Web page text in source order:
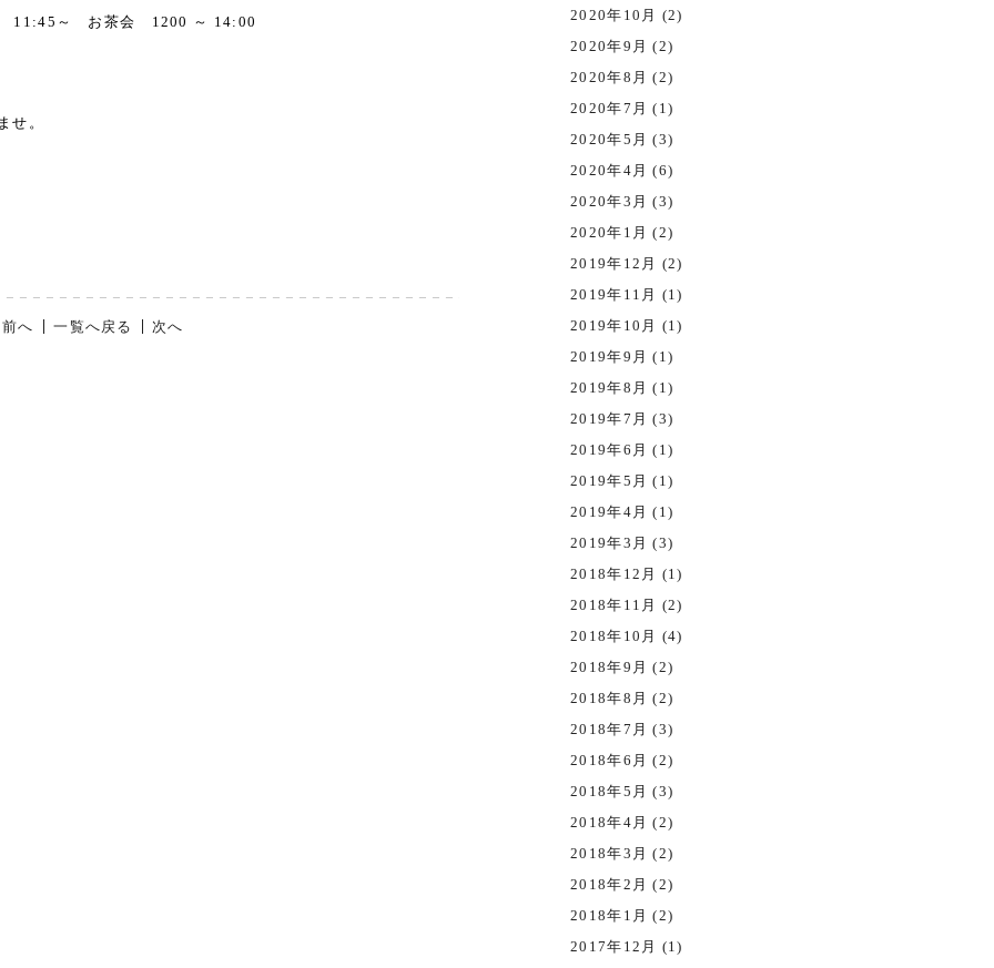
11:45～ お茶会 1200 ～ 14:00
せ。
前へ 一覧へ戻る 次へ
2020年10月 (2)
2020年9月 (2)
2020年8月 (2)
2020年7月 (1)
2020年5月 (3)
2020年4月 (6)
2020年3月 (3)
2020年1月 (2)
2019年12月 (2)
2019年11月 (1)
2019年10月 (1)
2019年9月 (1)
2019年8月 (1)
2019年7月 (3)
2019年6月 (1)
2019年5月 (1)
2019年4月 (1)
2019年3月 (3)
2018年12月 (1)
2018年11月 (2)
2018年10月 (4)
2018年9月 (2)
2018年8月 (2)
2018年7月 (3)
2018年6月 (2)
2018年5月 (3)
2018年4月 (2)
2018年3月 (2)
2018年2月 (2)
2018年1月 (2)
2017年12月 (1)